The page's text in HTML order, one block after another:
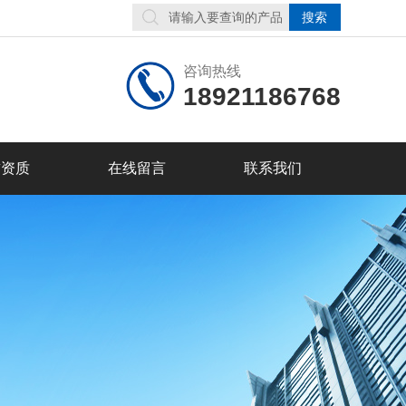
咨询热线
18921186768
质 在线留言 联系我们